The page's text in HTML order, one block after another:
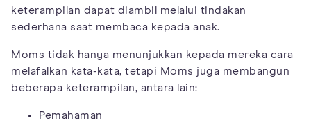
keterampilan dapat diambil melalui tindakan
sederhana saat membaca kepada anak.
Moms tidak hanya menunjukkan kepada mereka cara
melafalkan kata-kata, tetapi Moms juga membangun
beberapa keterampilan, antara lain:
Pemahaman